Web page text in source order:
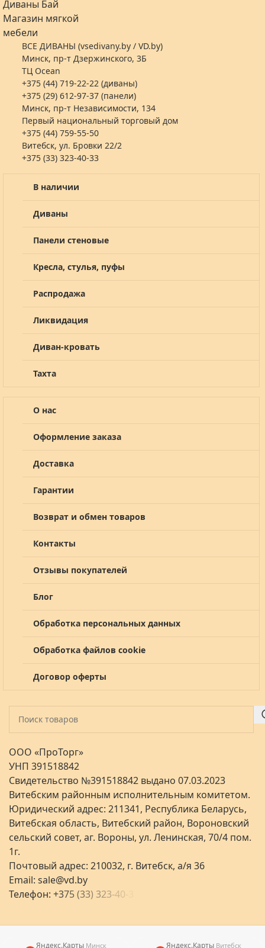
ВСЕ ДИВАНЫ (vsedivany.by / VD.by)
Минск, пр-т Дзержинского, 3Б
ТЦ Ocean
+375 (44) 719-22-22 (диваны)
+375 (29) 612-97-37 (панели)
Минск, пр-т Независимости, 134
Первый национальный торговый дом
+375 (44) 759-55-50
Витебск, ул. Бровки 22/2
+375 (33) 323-40-33
В наличии
Диваны
Панели стеновые
Кресла, стулья, пуфы
Распродажа
Ликвидация
Диван-кровать
Тахта
О нас
Оформление заказа
Доставка
Гарантии
Возврат и обмен товаров
Контакты
Отзывы покупателей
Блог
Обработка персональных данных
Обработка файлов cookie
Договор оферты
ООО «ПроТорг»
УНП 391518842
Свидетельство №391518842 выдано 07.03.2023
Витебским районным исполнительным комитетом.
Юридический адрес: 211341, Республика Беларусь,
Витебская область, Витебский район, Вороновский
сельский совет, аг. Вороны, ул. Ленинская, 70/4 пом.
1г.
Почтовый адрес: 210032, г. Витебск, а/я 36
Email:sale@vd.by
Телефон:+375(33) 323-40-
Яндекс.Карты Минск Яндекс.Карты Витебск